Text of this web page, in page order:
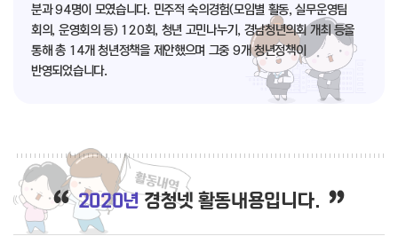
분과 94명이 모였습니다. 민주적 숙의경험(모임별 활동, 실무운영팀
회의, 운영회의 등) 120회, 청년 고민나누기, 경남청년의회 개최 등을
통해 총 14개 청년정책을 제안했으며 그중 9개 청년정책이
반영되었습니다.
2020년경청넷 활동내용입니다.